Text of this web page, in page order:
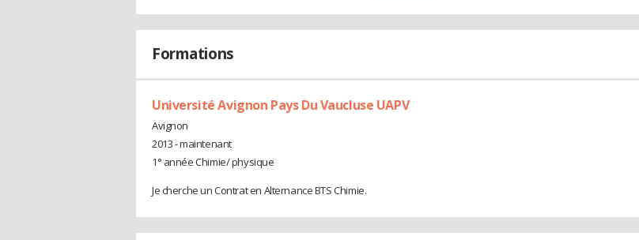
Formations
Université Avignon Pays Du Vaucluse UAPV
Avignon
2013 - maintenant
1° année Chimie/ physique
Je cherche un Contrat en Alternance BTS Chimie.